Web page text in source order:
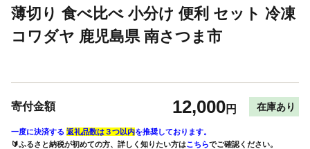
薄切り 食べ比べ 小分け 便利 セット 冷凍
コワダヤ 鹿児島県 南さつま市
寄付金額 12,000円 在庫あり
一度に決済する 返礼品数は３つ以内を推奨しております。
🔰ふるさと納税が初めての方、詳しく知りたい方はこちらでご確認ください。